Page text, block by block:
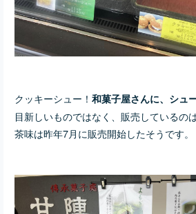
クッキーシュー！ 和菓子屋さんに、シュ
目新しいものではなく、販売しているの
茶味は昨年7月に販売開始したそうです。